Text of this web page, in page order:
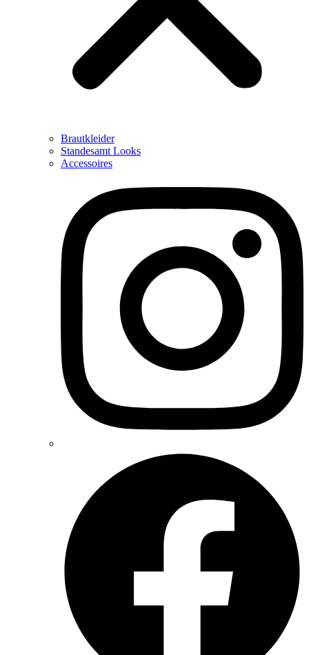
Brautkleider
Standesamt Looks
Accessoires